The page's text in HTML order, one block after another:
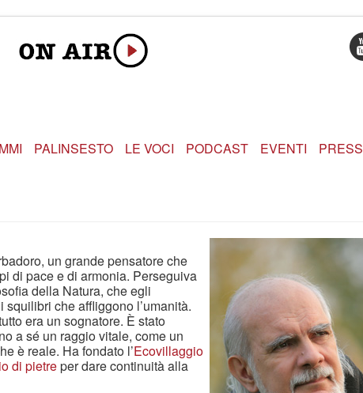
PALINSESTO LE VOCI PODCAST EVENTI PRESS
un grande pensatore che
di pace e di armonia. Perseguiva
della Natura, che egli
che affliggono l’umanità.
era un sognatore. È stato
a sé un raggio vitale, come un
è reale. Ha fondato l’Ecovillaggio
di pietreper dare continuità alla